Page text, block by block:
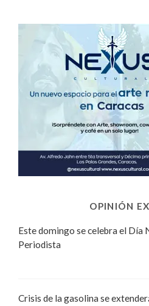
OPINIÓN
Este domingo se celebra el Día
Periodista
Crisis de la gasolina se